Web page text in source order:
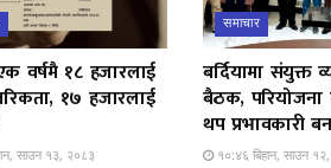
वर्षमै १८ हजारलाई
१७ हजारलाई
साउन १३, २०८३
समाचार
बर्दियामा संयुक्त
बैठक, परियोजना
थप प्रभावकारी
१०:४६ बिहान, साउन